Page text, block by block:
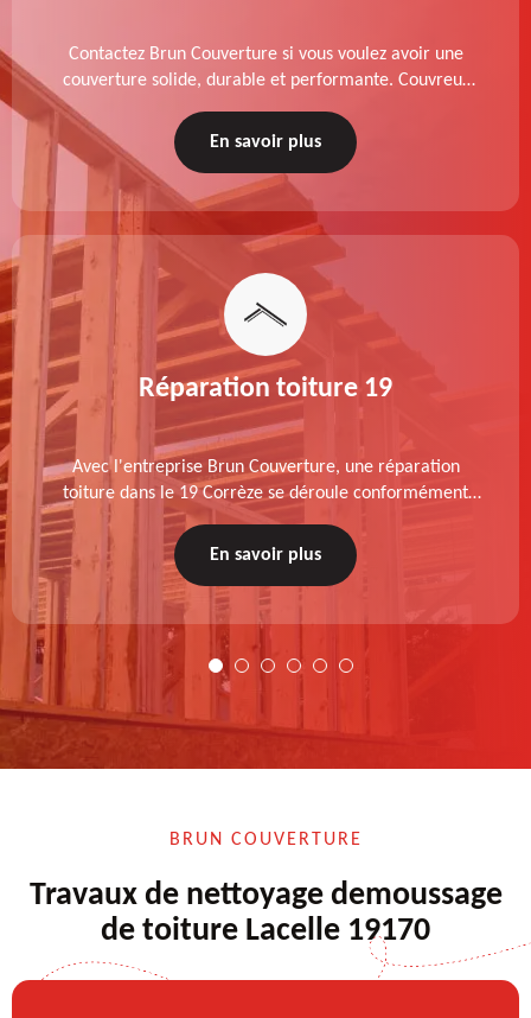
Contactez Brun Couverture si vous voulez avoir une
couverture solide, durable et performante. Couvreur
zingueur charpentier dans le 19 Corrèze, nos services
de qualité sont accessibles au meilleur prix.
En savoir plus
Réparation toiture 19
Avec l'entreprise Brun Couverture, une réparation
toiture dans le 19 Corrèze se déroule conformément
aux normes : diagnostic au prélable, choix de la
technique à appliquer, test après remise en état.
En savoir plus
BRUN COUVERTURE
Travaux de nettoyage demoussage
de toiture Lacelle 19170